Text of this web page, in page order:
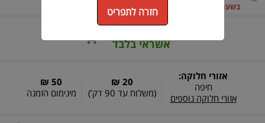
בשעה 12:00
אשראי בלבד
אזורי חלוקה:
חיפה
אזורי חלוקה נוספים
20 ₪
(משלוח עד 90 דק’ ) מינימום הזמנה
50 ₪
חזרה לתפריט